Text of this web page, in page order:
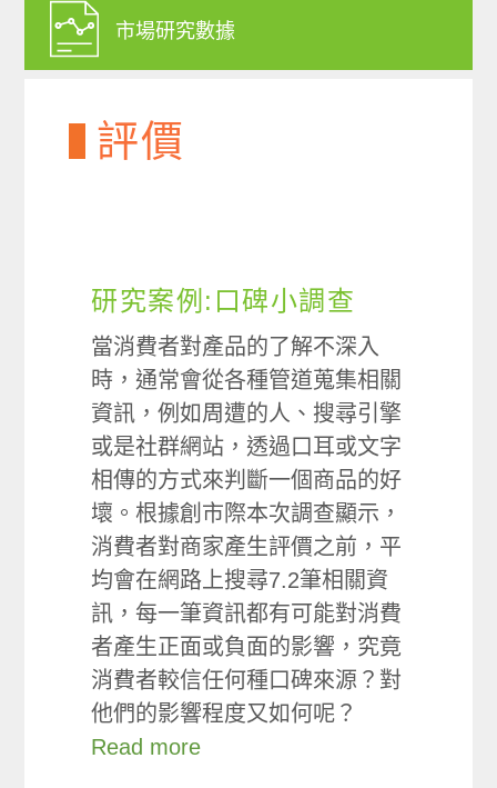
市場研究數據
評價
研究案例:口碑小調查
當消費者對產品的了解不深入
時，通常會從各種管道蒐集相關
資訊，例如周遭的人、搜尋引擎
或是社群網站，透過口耳或文字
相傳的方式來判斷一個商品的好
壞。根據創市際本次調查顯示，
消費者對商家產生評價之前，平
均會在網路上搜尋7.2筆相關資
訊，每一筆資訊都有可能對消費
者產生正面或負面的影響，究竟
消費者較信任何種口碑來源？對
他們的影響程度又如何呢？
Read more